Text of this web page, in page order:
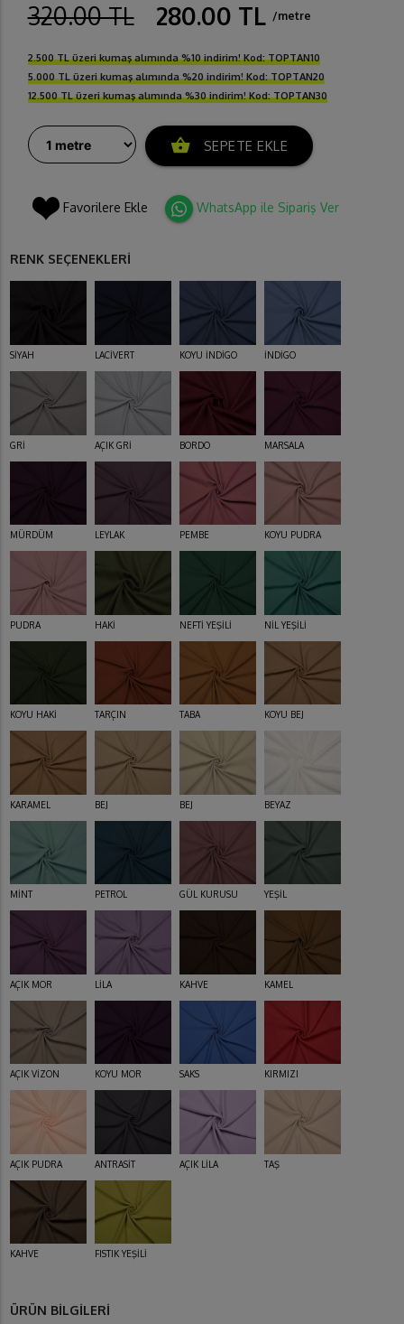
320.00 TL 280.00 TL /metre
2.500 TL üzeri kumaş alımında %10 indirim! Kod: TOPTAN10
5.000 TL üzeri kumaş alımında %20 indirim! Kod: TOPTAN20
12.500 TL üzeri kumaş alımında %30 indirim! Kod: TOPTAN30
shopping_basket SEPETE EKLE
Favorilere Ekle WhatsApp ile Sipariş Ver
RENK SEÇENEKLERİ
SİYAH LACİVERT KOYU İNDİGO İNDİGO
GRİ AÇIK GRİ BORDO MARSALA
MÜRDÜM LEYLAK PEMBE KOYU PUDRA
PUDRA HAKİ NEFTİ YEŞİLİ NİL YEŞİLİ
KOYU HAKİ TARÇIN TABA KOYU BEJ
KARAMEL BEJ BEJ BEYAZ
MİNT PETROL GÜL KURUSU YEŞİL
AÇIK MOR LİLA KAHVE KAMEL
AÇIK VİZON KOYU MOR SAKS KIRMIZI
AÇIK PUDRA ANTRASİT AÇIK LİLA TAŞ
KAHVE FISTIK YEŞİLİ
ÜRÜN BİLGİLERİ